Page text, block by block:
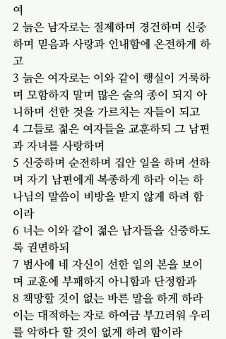
여
2 늙은 남자로는 절제하며 경건하며 신중
하며 믿음과 사랑과 인내함에 온전하게 하
고
3 늙은 여자로는 이와 같이 행실이 거룩하
며 모함하지 말며 많은 술의 종이 되지 아
니하며 선한 것을 가르치는 자들이 되고
4 그들로 젊은 여자들을 교훈하되 그 남편
과 자녀를 사랑하며
5 신중하며 순전하며 집안 일을 하며 선하
며 자기 남편에게 복종하게 하라 이는 하
나님의 말씀이 비방을 받지 않게 하려 함
이라
6 너는 이와 같이 젊은 남자들을 신중하도
록 권면하되
7 범사에 네 자신이 선한 일의 본을 보이
며 교훈에 부패하지 아니함과 단정함과
8 책망할 것이 없는 바른 말을 하게 하라
이는 대적하는 자로 하여금 부끄러워 우리
를 악하다 할 것이 없게 하려 함이라